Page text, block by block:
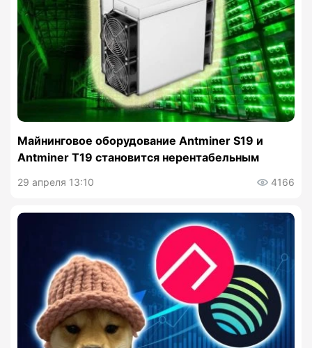
Майнинговое оборудование Antminer S19 и
Antminer T19 становится нерентабельным
29 апреля 13:10 4166